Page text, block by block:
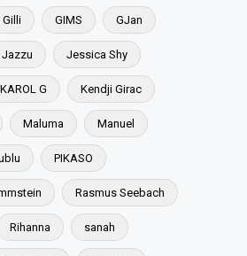
Gilli GIMS GJan
Jazzu Jessica Shy
KAROL G Kendji Girac
Maluma Manuel
PIKASO
Rasmus Seebach
Rihanna sanah